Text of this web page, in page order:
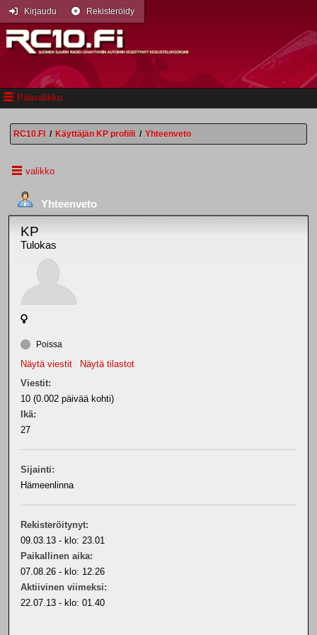
Päävalikko
Kirjaudu Rekisteröidy
RC10.FI / Käyttäjän KP profiili / Yhteenveto
valikko
Yhteenveto
KP
Tulokas
Poissa
Näytä viestit
Näytä tilastot
Viestit:
10 (0.002 päivää kohti)
Ikä:
27
Sijainti:
Hämeenlinna
Rekisteröitynyt:
09.03.13 - klo: 23.01
Paikallinen aika:
07.08.26 - klo: 12.26
Aktiivinen viimeksi:
22.07.13 - klo: 01.40